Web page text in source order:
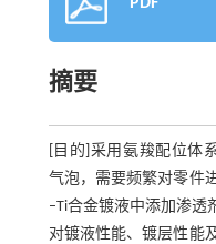
摘要
[目的]采用氨羧配位体
气泡，需要频繁对零件
–Ti合金镀液中添加渗透
对镀液性能、镀层性能